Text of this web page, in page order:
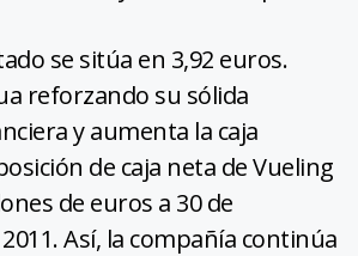
se sitúa en 3,92 euros.
reforzando su sólida
y aumenta la caja
de caja neta de Vueling
de euros a 30 de
Así, la compañía continúa